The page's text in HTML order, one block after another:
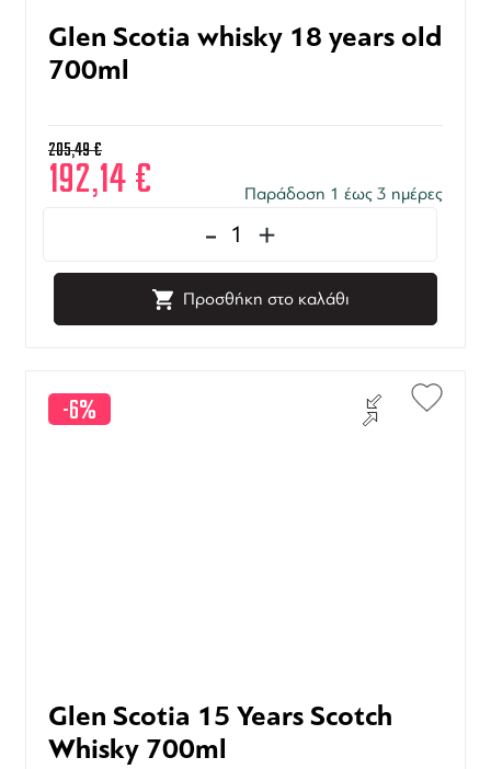
Glen Scotia whisky 18 years old
700ml
205,49€
192,14€ Παράδοση 1 έως 3 ημέρες
- +
Προσθήκη στο καλάθι
-6%
Glen Scotia 15 Years Scotch
Whisky 700ml